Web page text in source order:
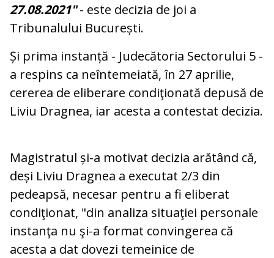
27.08.2021"- este decizia de joi a
Tribunalului București.
Și prima instanță - Judecătoria Sectorului 5 -
a respins ca neîntemeiată, în 27 aprilie,
cererea de eliberare condiţionată depusă de
Liviu Dragnea, iar acesta a contestat decizia.
Magistratul și-a motivat decizia arătând că,
deși Liviu Dragnea a executat 2/3 din
pedeapsă, necesar pentru a fi eliberat
condiţionat, "din analiza situaţiei personale
instanţa nu şi-a format convingerea că
acesta a dat dovezi temeinice de